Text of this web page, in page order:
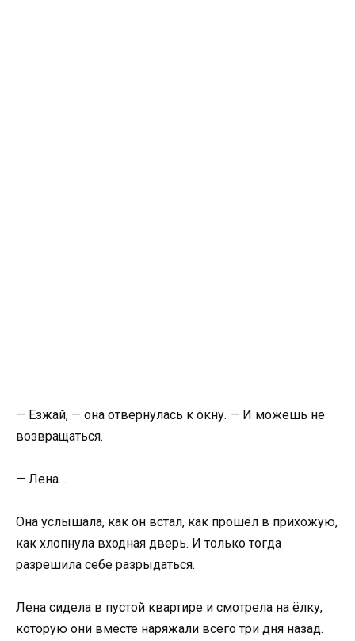
— Езжай, — она отвернулась к окну. — И можешь не
возвращаться.
— Лена…
Она услышала, как он встал, как прошёл в прихожую,
как хлопнула входная дверь. И только тогда
разрешила себе разрыдаться.
Лена сидела в пустой квартире и смотрела на ёлку,
которую они вместе наряжали всего три дня назад.